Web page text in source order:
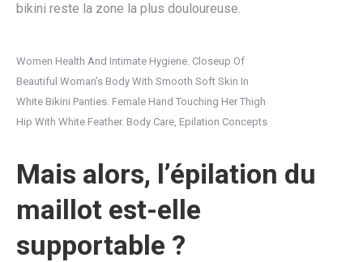
bikini reste la zone la plus douloureuse.
Women Health And Intimate Hygiene. Closeup Of
Beautiful Woman’s Body With Smooth Soft Skin In
White Bikini Panties. Female Hand Touching Her Thigh
Hip With White Feather. Body Care, Epilation Concepts
Mais alors, l’épilation du
maillot est-elle
supportable ?